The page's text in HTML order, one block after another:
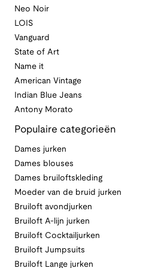
Neo Noir
LOIS
Vanguard
State of Art
Name it
American Vintage
Indian Blue Jeans
Antony Morato
Populaire categorieën
Dames jurken
Dames blouses
Dames bruiloftskleding
Moeder van de bruid jurken
Bruiloft avondjurken
Bruiloft A-lijn jurken
Bruiloft Cocktailjurken
Bruiloft Jumpsuits
Bruiloft Lange jurken